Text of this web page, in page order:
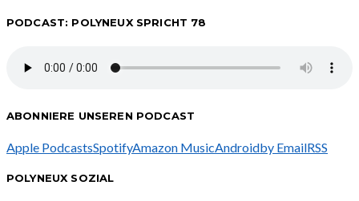
PODCAST: POLYNEUX SPRICHT 78
ABONNIERE UNSEREN PODCAST
Apple PodcastsSpotifyAmazon MusicAndroidby EmailRSS
POLYNEUX SOZIAL